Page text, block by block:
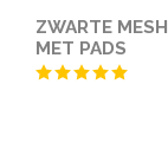
ZWARTE
MET PADS